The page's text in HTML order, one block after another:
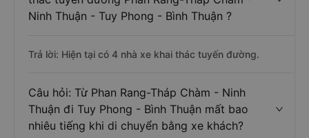
Ninh Thuận - Tuy Phong - Bình Thuận ?
Trả lời: Hiện tại có 4 nhà xe khai thác tuyến đường.
Câu hỏi: Từ Phan Rang-Tháp Chàm - Ninh
Thuận đi Tuy Phong - Bình Thuận mất bao
nhiêu tiếng khi di chuyển bằng xe khách?